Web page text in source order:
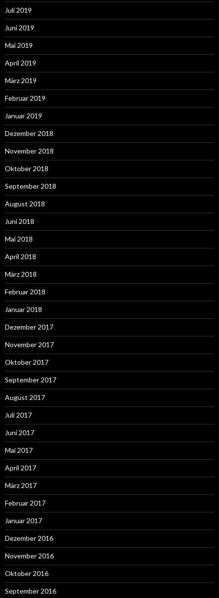
Juli 2019
Juni 2019
Mai 2019
April 2019
März 2019
Februar 2019
Januar 2019
Dezember 2018
November 2018
Oktober 2018
September 2018
August 2018
Juni 2018
Mai 2018
April 2018
März 2018
Februar 2018
Januar 2018
Dezember 2017
November 2017
Oktober 2017
September 2017
August 2017
Juli 2017
Juni 2017
Mai 2017
April 2017
März 2017
Februar 2017
Januar 2017
Dezember 2016
November 2016
Oktober 2016
September 2016